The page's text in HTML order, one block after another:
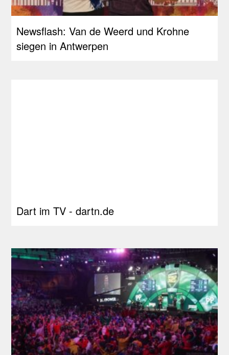
Newsflash: Van de Weerd und Krohne
siegen in Antwerpen
Dart im TV - dartn.de